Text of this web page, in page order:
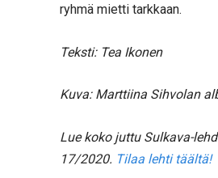
ryhmä mietti tarkkaan.
Teksti: Tea Ikonen
Kuva: Marttiina Sihvolan
Lue koko juttu Sulkava-
17/2020. Tilaa lehti täältä!